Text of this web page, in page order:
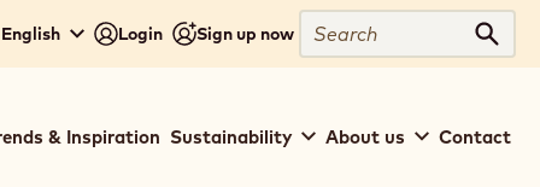
Login Sign up now
Search
& Inspiration Sustainability About us Contact